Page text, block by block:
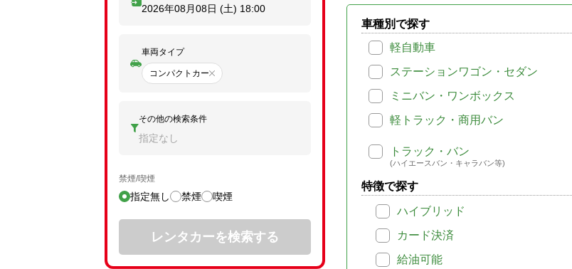
車種別で探す
軽自動車
ステーションワゴン・セダン
ミニバン・ワンボックス
軽トラック・商用バン
トラック・バン
(ハイエースバン・キャラバン等)
特徴で探す
ハイブリッド
カード決済
給油可能
2026年08月08日 (土) 18:00
車両タイプ
コンパクトカー
その他の検索条件
指定なし
禁煙/喫煙
指定無し 禁煙 喫煙
レンタカーを検索する